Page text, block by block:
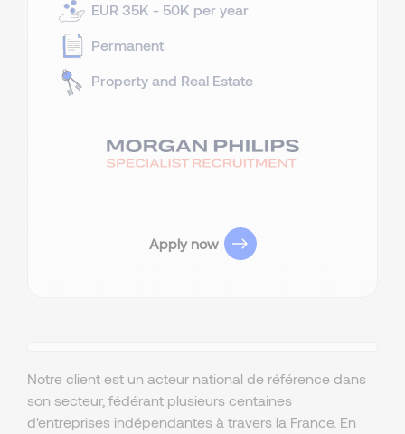
EUR 35K - 50K per year
Permanent
Property and Real Estate
Apply now
Notre client est un acteur national de référence dans
son secteur, fédérant plusieurs centaines
d'entreprises indépendantes à travers la France. En